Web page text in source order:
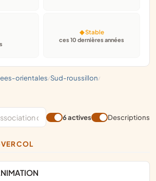
orientales/ sud-roussillon/
◆ Stable
ces 10 dernières années
6 actives Descriptions